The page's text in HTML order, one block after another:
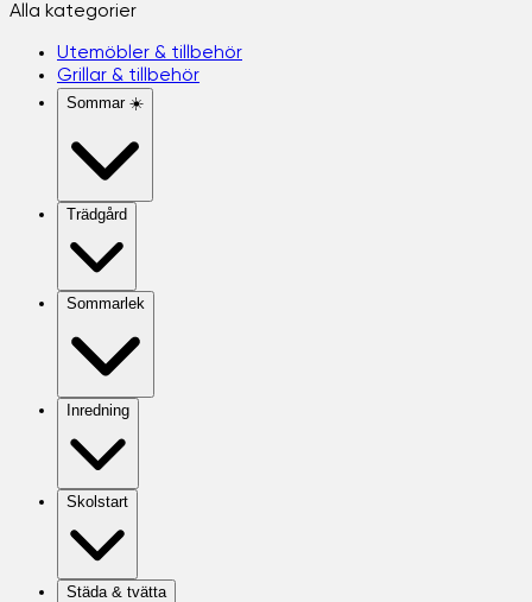
Alla kategorier
Utemöbler & tillbehör
Grillar & tillbehör
Sommar ☀️
Trädgård
Sommarlek
Inredning
Skolstart
Städa & tvätta